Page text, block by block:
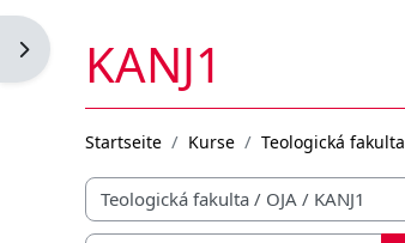
Blockleiste öffnen
KANJ1
Startseite Kurse Teologická fakulta
Kursbereiche